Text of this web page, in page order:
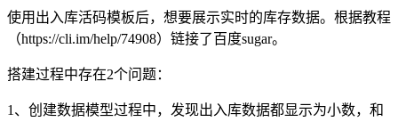
使用出入库活码模板后，想要展示实时的库存数据。根据教程
（https://cli.im/help/74908）链接了百度sugar。
搭建过程中存在2个问题：
1、创建数据模型过程中，发现出入库数据都显示为小数，和